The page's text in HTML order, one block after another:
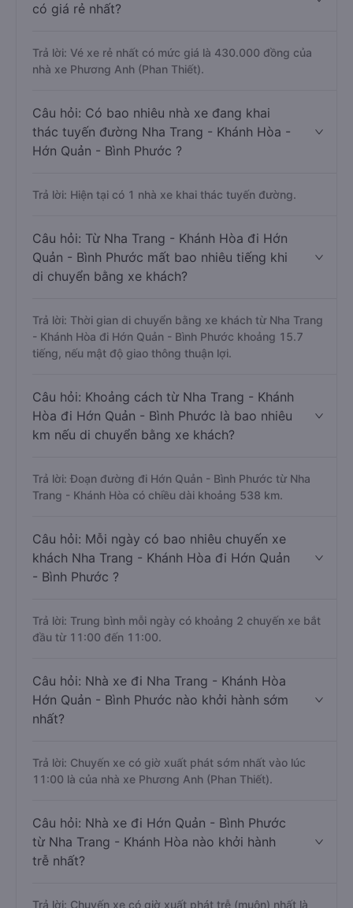
có giá rẻ nhất?
Trả lời: Vé xe rẻ nhất có mức giá là 430.000 đồng của
nhà xe Phương Anh (Phan Thiết).
Câu hỏi: Có bao nhiêu nhà xe đang khai
thác tuyến đường Nha Trang - Khánh Hòa -
Hớn Quản - Bình Phước ?
Trả lời: Hiện tại có 1 nhà xe khai thác tuyến đường.
Câu hỏi: Từ Nha Trang - Khánh Hòa đi Hớn
Quản - Bình Phước mất bao nhiêu tiếng khi
di chuyển bằng xe khách?
Trả lời: Thời gian di chuyển bằng xe khách từ Nha Trang
- Khánh Hòa đi Hớn Quản - Bình Phước khoảng 15.7
tiếng, nếu mật độ giao thông thuận lợi.
Câu hỏi: Khoảng cách từ Nha Trang - Khánh
Hòa đi Hớn Quản - Bình Phước là bao nhiêu
km nếu di chuyển bằng xe khách?
Trả lời: Đoạn đường đi Hớn Quản - Bình Phước từ Nha
Trang - Khánh Hòa có chiều dài khoảng 538 km.
Câu hỏi: Mỗi ngày có bao nhiêu chuyến xe
khách Nha Trang - Khánh Hòa đi Hớn Quản
- Bình Phước ?
Trả lời: Trung bình mỗi ngày có khoảng 2 chuyến xe bắt
đầu từ 11:00 đến 11:00.
Câu hỏi: Nhà xe đi Nha Trang - Khánh Hòa
Hớn Quản - Bình Phước nào khởi hành sớm
nhất?
Trả lời: Chuyến xe có giờ xuất phát sớm nhất vào lúc
11:00 là của nhà xe Phương Anh (Phan Thiết).
Câu hỏi: Nhà xe đi Hớn Quản - Bình Phước
từ Nha Trang - Khánh Hòa nào khởi hành
trễ nhất?
Trả lời: Chuyến xe có giờ xuất phát trễ (muộn) nhất là